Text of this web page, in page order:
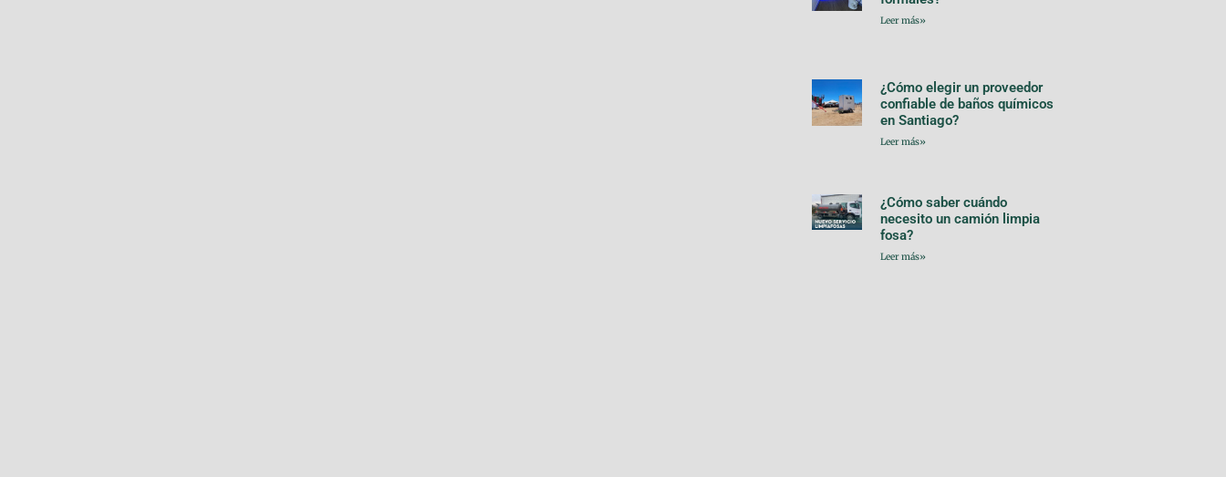
Leer más»
¿Cómo elegir un proveedor
confiable de baños químicos
en Santiago?
Leer más»
¿Cómo saber cuándo
necesito un camión limpia
fosa?
Leer más»